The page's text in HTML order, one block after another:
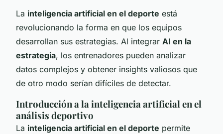
La inteligencia artificial en el deporte está
revolucionando la forma en que los equipos
desarrollan sus estrategias. Al integrar AI en la
estrategia, los entrenadores pueden analizar
datos complejos y obtener insights valiosos que
de otro modo serían difíciles de detectar.
Introducción a la inteligencia artificial en el
análisis deportivo
La inteligencia artificial en el deporte permite